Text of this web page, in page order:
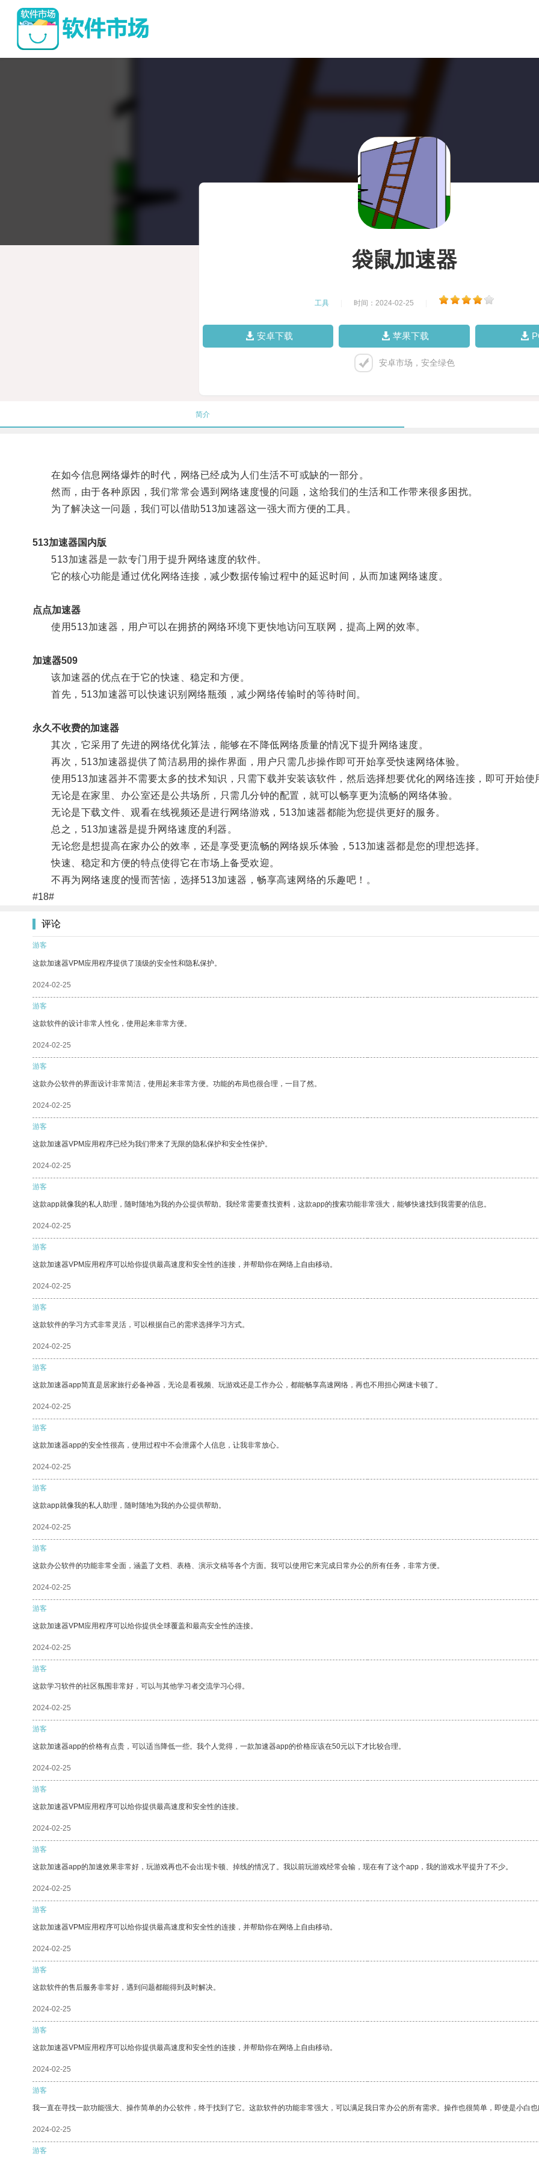
袋鼠加速器
工具 时间：2024-02-25
安卓下载 苹果下载
安卓市场，安全绿色
简介
在如今信息网络爆炸的时代，网络已经成为人们生活不可或缺的一部分。
然而，由于各种原因，我们常常会遇到网络速度慢的问题，这给我们的生活和工作带来很多困扰。
为了解决这一问题，我们可以借助513加速器这一强大而方便的工具。
513加速器国内版
513加速器是一款专门用于提升网络速度的软件。
它的核心功能是通过优化网络连接，减少数据传输过程中的延迟时间，从而加速网络速度。
点点加速器
使用513加速器，用户可以在拥挤的网络环境下更快地访问互联网，提高上网的效率。
加速器509
该加速器的优点在于它的快速、稳定和方便。
首先，513加速器可以快速识别网络瓶颈，减少网络传输时的等待时间。
永久不收费的加速器
其次，它采用了先进的网络优化算法，能够在不降低网络质量的情况下提升网络速度。
再次，513加速器提供了简洁易用的操作界面，用户只需几步操作即可开始享受快速网络体验。
使用513加速器并不需要太多的技术知识，只需下载并安装该软件，然后选择想要优化的网络连接，即可开始使
无论是在家里、办公室还是公共场所，只需几分钟的配置，就可以畅享更为流畅的网络体验。
无论是下载文件、观看在线视频还是进行网络游戏，513加速器都能为您提供更好的服务。
总之，513加速器是提升网络速度的利器。
无论您是想提高在家办公的效率，还是享受更流畅的网络娱乐体验，513加速器都是您的理想选择。
快速、稳定和方便的特点使得它在市场上备受欢迎。
不再为网络速度的慢而苦恼，选择513加速器，畅享高速网络的乐趣吧！。
#18#
评论
游客
这款加速器VPM应用程序提供了顶级的安全性和隐私保护。
2024-02-25
游客
这款软件的设计非常人性化，使用起来非常方便。
2024-02-25
游客
这款办公软件的界面设计非常简洁，使用起来非常方便。功能的布局也很合理，一目了然。
2024-02-25
游客
这款加速器VPM应用程序已经为我们带来了无限的隐私保护和安全性保护。
2024-02-25
游客
这款app就像我的私人助理，随时随地为我的办公提供帮助。我经常需要查找资料，这款app的搜索功能非常强大，能够快速找到我需要的信息。
2024-02-25
游客
这款加速器VPM应用程序可以给你提供最高速度和安全性的连接，并帮助你在网络上自由移动。
2024-02-25
游客
这款软件的学习方式非常灵活，可以根据自己的需求选择学习方式。
2024-02-25
游客
这款加速器app简直是居家旅行必备神器，无论是看视频、玩游戏还是工作办公，都能畅享高速网络，再也不用担心网速卡顿了。
2024-02-25
游客
这款加速器app的安全性很高，使用过程中不会泄露个人信息，让我非常放心。
2024-02-25
游客
这款app就像我的私人助理，随时随地为我的办公提供帮助。
2024-02-25
游客
这款办公软件的功能非常全面，涵盖了文档、表格、演示文稿等各个方面。我可以使用它来完成日常办公的所有任务，非常方便。
2024-02-25
游客
这款加速器VPM应用程序可以给你提供全球覆盖和最高安全性的连接。
2024-02-25
游客
这款学习软件的社区氛围非常好，可以与其他学习者交流学习心得。
2024-02-25
游客
这款加速器app的价格有点贵，可以适当降低一些。我个人觉得，一款加速器app的价格应该在50元以下才比较合理。
2024-02-25
游客
这款加速器VPM应用程序可以给你提供最高速度和安全性的连接。
2024-02-25
游客
这款加速器app的加速效果非常好，玩游戏再也不会出现卡顿、掉线的情况了。我以前玩游戏经常会输，现在有了这个app，我的游戏水平提升了不少。
2024-02-25
游客
这款加速器VPM应用程序可以给你提供最高速度和安全性的连接，并帮助你在网络上自由移动。
2024-02-25
游客
这款软件的售后服务非常好，遇到问题都能得到及时解决。
2024-02-25
游客
这款加速器VPM应用程序可以给你提供最高速度和安全性的连接，并帮助你在网络上自由移动。
2024-02-25
游客
我一直在寻找一款功能强大、操作简单的办公软件，终于找到了它。这款软件的功能非常强大，可以满足我日常办公的所有需求。操作也很简单，即使是小白
2024-02-25
游客